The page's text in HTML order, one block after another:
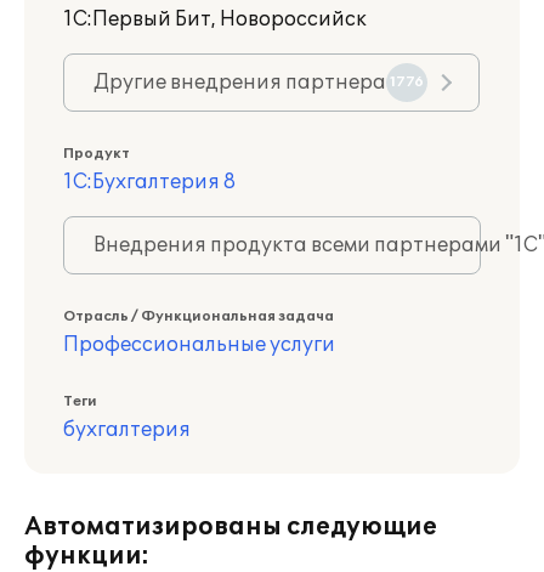
1С:Первый Бит, Новороссийск
Другие внедрения партнера 1776
Продукт
1С:Бухгалтерия 8
Внедрения продукта всеми партнерами
Отрасль / Функциональная задача
Профессиональные услуги
Теги
бухгалтерия
Автоматизированы следующие
функции: